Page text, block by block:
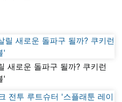
새로운 돌파구 될까? 쿠키런
'